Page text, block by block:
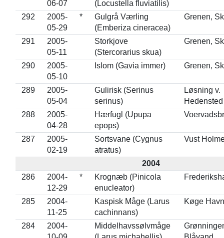
06-07
(Locustella fluviatilis)
292
2005-
05-29
*
Gulgrå Værling
(Emberiza cineracea)
Grenen,
291
2005-
05-11
Storkjove
(Stercorarius skua)
Grenen,
290
2005-
05-10
Islom (Gavia immer) Grenen,
289
2005-
05-04
Gulirisk (Serinus
serinus)
Løsning v.
Hedensted
288
2005-
04-28
Hærfugl (Upupa
epops)
287
2005-
02-19
Sortsvane (Cygnus
atratus)
Vust
2004
286
2004-
12-29
*
Krognæb (Pinicola
enucleator)
285
2004-
11-25
Kaspisk Måge (Larus
cachinnans)
Køge Havn
284
2004-
Middelhavssølvmåge